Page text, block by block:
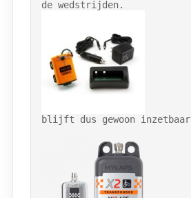
blijft dus gewoon inzetbaar